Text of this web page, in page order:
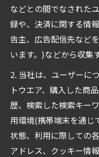
などとの間でなされた
録や、決済に関する情
告主、広告配信先など
います。)などから収集
2. 当社は、ユーザーに
トウエア、購入した商
歴、検索した検索キー
用環境(携帯端末を通じ
状態、利用に際しての
アドレス、クッキー情